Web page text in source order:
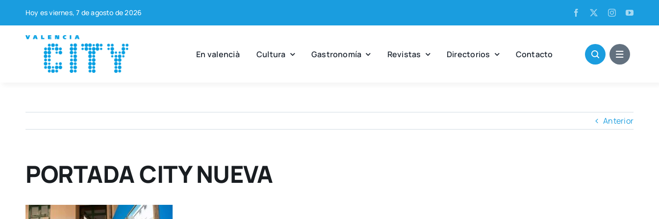
contenido
Hoy es vier­nes, 7 de agos­to de 2026
En valen­cià Cul­tu­ra Gas­tro­no­mía Revis­tas Direc­to­rios Con­tac­to
Anterior
PORTADA CITY NUEVA